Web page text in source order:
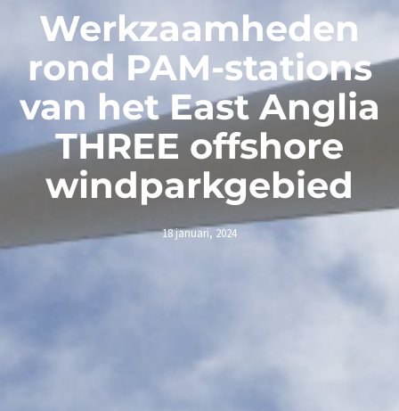
Werkzaamheden
rond PAM-stations
van het East Anglia
THREE offshore
windparkgebied
18 januari, 2024